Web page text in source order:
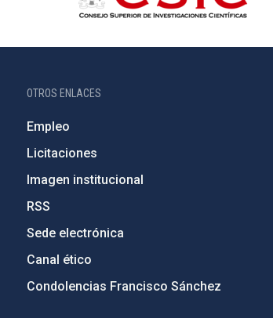
OTROS ENLACES
Empleo
Licitaciones
Imagen institucional
RSS
Sede electrónica
Canal ético
Condolencias Francisco Sánchez